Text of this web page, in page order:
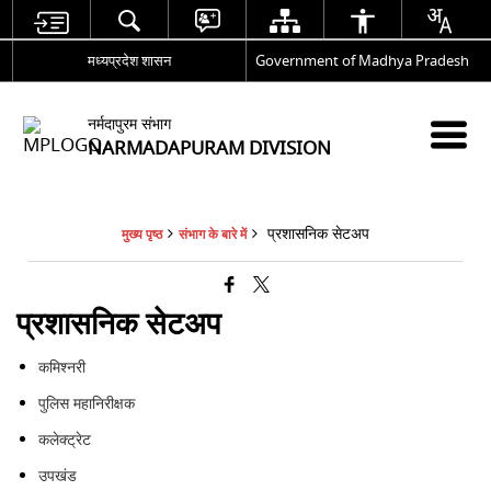
मध्यप्रदेश शासन Government of Madhya Pradesh
नर्मदापुरम संभाग
NARMADAPURAM DIVISION
मुख्य पृष्ठ संभाग के बारे में प्रशासनिक सेटअप
प्रशासनिक सेटअप
कमिश्नरी
पुलिस महानिरीक्षक
कलेक्ट्रेट
उपखंड